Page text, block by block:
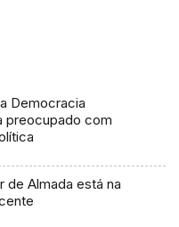
Democracia
preocupado com
de Almada está na